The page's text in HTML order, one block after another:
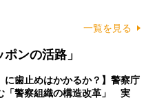
一覧を見る
ンの活路」
に歯止めはかかるか？】警察庁
「警察組織の構造改革」 実